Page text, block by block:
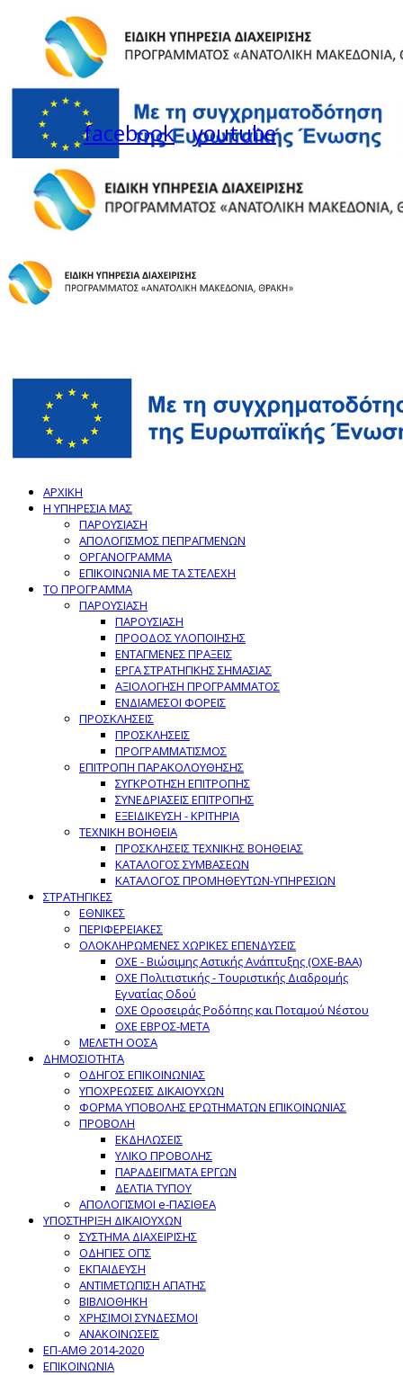
facebook
youtube
Instagram
ΑΡΧΙΚΗ
Η ΥΠΗΡΕΣΙΑ ΜΑΣ
ΠΑΡΟΥΣΙΑΣΗ
ΑΠΟΛΟΓΙΣΜΟΣ ΠΕΠΡΑΓΜΕΝΩΝ
ΟΡΓΑΝΟΓΡΑΜΜΑ
ΕΠΙΚΟΙΝΩΝΙΑ ΜΕ ΤΑ ΣΤΕΛΕΧΗ
ΤΟ ΠΡΟΓΡΑΜΜΑ
ΠΑΡΟΥΣΙΑΣΗ
ΠΑΡΟΥΣΙΑΣΗ
ΠΡΟΟΔΟΣ ΥΛΟΠΟΙΗΣΗΣ
ΕΝΤΑΓΜΕΝΕΣ ΠΡΑΞΕΙΣ
ΕΡΓΑ ΣΤΡΑΤΗΓΙΚΗΣ ΣΗΜΑΣΙΑΣ
ΑΞΙΟΛΟΓΗΣΗ ΠΡΟΓΡΑΜΜΑΤΟΣ
ΕΝΔΙΑΜΕΣΟΙ ΦΟΡΕΙΣ
ΠΡΟΣΚΛΗΣΕΙΣ
ΠΡΟΣΚΛΗΣΕΙΣ
ΠΡΟΓΡΑΜΜΑΤΙΣΜΟΣ
ΕΠΙΤΡΟΠΗ ΠΑΡΑΚΟΛΟΥΘΗΣΗΣ
ΣΥΓΚΡΟΤΗΣΗ ΕΠΙΤΡΟΠΗΣ
ΣΥΝΕΔΡΙΑΣΕΙΣ ΕΠΙΤΡΟΠΗΣ
ΕΞΕΙΔΙΚΕΥΣΗ - ΚΡΙΤΗΡΙΑ
ΤΕΧΝΙΚΗ ΒΟΗΘΕΙΑ
ΠΡΟΣΚΛΗΣΕΙΣ ΤΕΧΝΙΚΗΣ ΒΟΗΘΕΙΑΣ
ΚΑΤΑΛΟΓΟΣ ΣΥΜΒΑΣΕΩΝ
ΚΑΤΑΛΟΓΟΣ ΠΡΟΜΗΘΕΥΤΩΝ-ΥΠΗΡΕΣΙΩΝ
ΣΤΡΑΤΗΓΙΚΕΣ
ΕΘΝΙΚΕΣ
ΠΕΡΙΦΕΡΕΙΑΚΕΣ
ΟΛΟΚΛΗΡΩΜΕΝΕΣ ΧΩΡΙΚΕΣ ΕΠΕΝΔΥΣΕΙΣ
ΟΧΕ - Βιώσιμης Αστικής Ανάπτυξης (ΟΧΕ-ΒΑΑ)
ΟΧΕ Πολιτιστικής - Τουριστικής Διαδρομής
Εγνατίας Οδού
ΟΧΕ Οροσειράς Ροδόπης και Ποταμού Νέστου
ΟΧΕ ΕΒΡΟΣ-ΜΕΤΑ
ΜΕΛΕΤΗ ΟΟΣΑ
ΔΗΜΟΣΙΟΤΗΤΑ
ΟΔΗΓΟΣ ΕΠΙΚΟΙΝΩΝΙΑΣ
ΥΠΟΧΡΕΩΣΕΙΣ ΔΙΚΑΙΟΥΧΩΝ
ΦΟΡΜΑ ΥΠΟΒΟΛΗΣ ΕΡΩΤΗΜΑΤΩΝ ΕΠΙΚΟΙΝΩΝΙΑΣ
ΠΡΟΒΟΛΗ
ΕΚΔΗΛΩΣΕΙΣ
ΥΛΙΚΟ ΠΡΟΒΟΛΗΣ
ΠΑΡΑΔΕΙΓΜΑΤΑ ΕΡΓΩΝ
ΔΕΛΤΙΑ ΤΥΠΟΥ
ΑΠΟΛΟΓΙΣΜΟΙ e-ΠΑΣΙΘΕΑ
ΥΠΟΣΤΗΡΙΞΗ ΔΙΚΑΙΟΥΧΩΝ
ΣΥΣΤΗΜΑ ΔΙΑΧΕΙΡΙΣΗΣ
ΟΔΗΓΙΕΣ ΟΠΣ
ΕΚΠΑΙΔΕΥΣΗ
ΑΝΤΙΜΕΤΩΠΙΣΗ ΑΠΑΤΗΣ
ΒΙΒΛΙΟΘΗΚΗ
ΧΡΗΣΙΜΟΙ ΣΥΝΔΕΣΜΟΙ
ΑΝΑΚΟΙΝΩΣΕΙΣ
ΕΠ-ΑΜΘ 2014-2020
ΕΠΙΚΟΙΝΩΝΙΑ